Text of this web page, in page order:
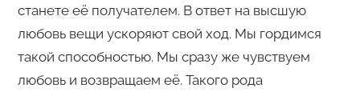
станете её получателем. В ответ на высшую
любовь вещи ускоряют свой ход. Мы гордимся
такой способностью. Мы сразу же чувствуем
любовь и возвращаем её. Такого рода